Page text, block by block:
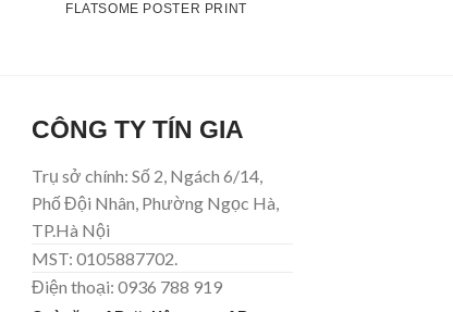
FLATSOME POSTER PRINT
CÔNG TY TÍN GIA
Trụ sở chính: Số 2, Ngách 6/14,
Phố Đội Nhân, Phường Ngọc Hà,
TP.Hà Nội
MST: 0105887702.
Điện thoại: 0936 788 919